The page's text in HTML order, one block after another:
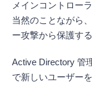
メインコントロー
当然のことながら
ー攻撃から保護す
Active Directory 管
で新しいユーザー